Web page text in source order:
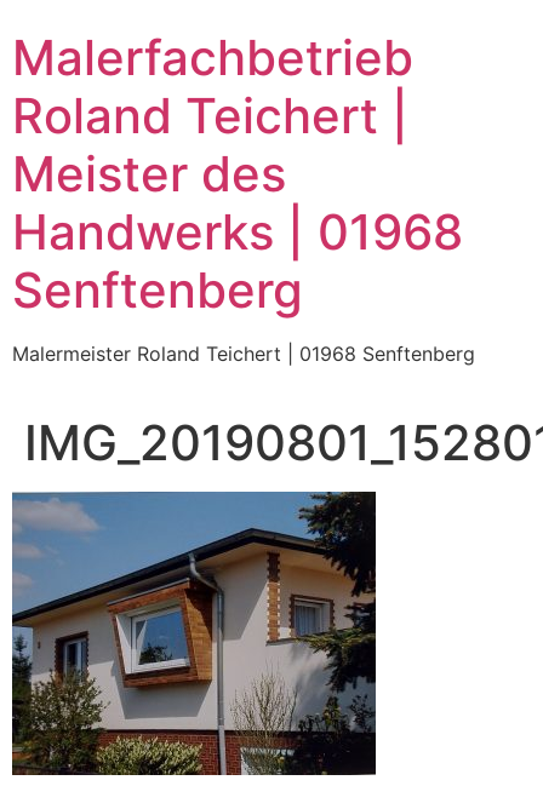
Inhalt
wechseln
Malerfachbetrieb
Roland Teichert |
Meister des
Handwerks | 01968
Senftenberg
Malermeister Roland Teichert | 01968 Senftenberg